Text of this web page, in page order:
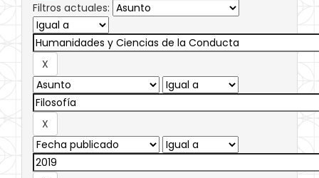
Filtros actuales: